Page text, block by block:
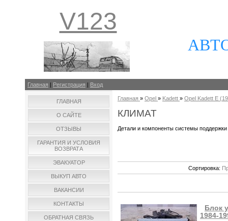
V123
Главная | Регистрация | Вход
ГЛАВНАЯ
О САЙТЕ
ОТЗЫВЫ
ГАРАНТИЯ И УСЛОВИЯ
ВОЗВРАТА
ЭВАКУАТОР
ВЫКУП АВТО
ВАКАНСИИ
КОНТАКТЫ
ОБРАТНАЯ СВЯЗЬ
Главная » Opel » Kadett » Opel Kadett E
КЛИМАТ
Детали и компоненты системы
Сортировка:
Блок
1984-